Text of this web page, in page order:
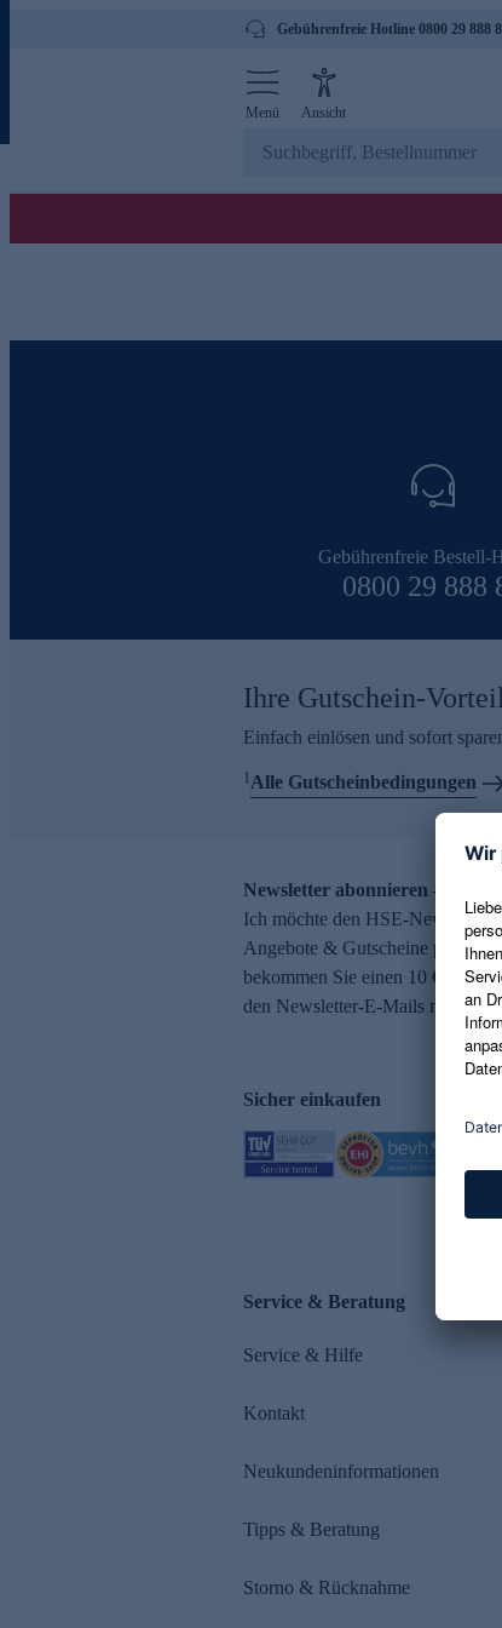
Gebührenfreie Hotline 0800 29 888
Menü Ansicht
Gebührenfreie Bestell-
0800 29 888
Ihre Gutschein-
Einfach einlösen und sofort
1Alle Gutscheinbedingungen
Newsletter abonnieren – 10 €
Ich möchte den HSE-Newsletter
Angebote & Gutscheine per E-
bekommen Sie einen 10 €
den Newsletter-E-Mails möglich.
Sicher einkaufen
Service & Beratung
Service & Hilfe
Kontakt
Neukundeninformationen
Tipps & Beratung
Storno & Rücknahme